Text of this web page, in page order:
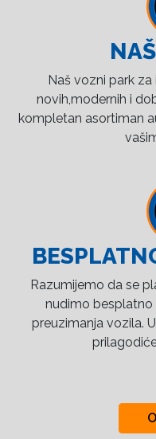
Naš vozni park
novih,modernih i
kompletan asortiman
Razumijemo da se
nudimo besplatno
preuzimanja vozila.